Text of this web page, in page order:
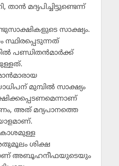
താന്‍ മദ്യപിച്ചിട്ടുണ്ടെന്ന്
സാക്ഷ്യം.
സ്ഥിരപ്പെടുന്നത്
പണ്ഡിതന്‍മാര്‍ക്ക്
മുമ്പില്‍ സാക്ഷ്യം
അത് മദ്യപാനത്തെ
ശിക്ഷ
അബൂഹനീഫയുടെയും